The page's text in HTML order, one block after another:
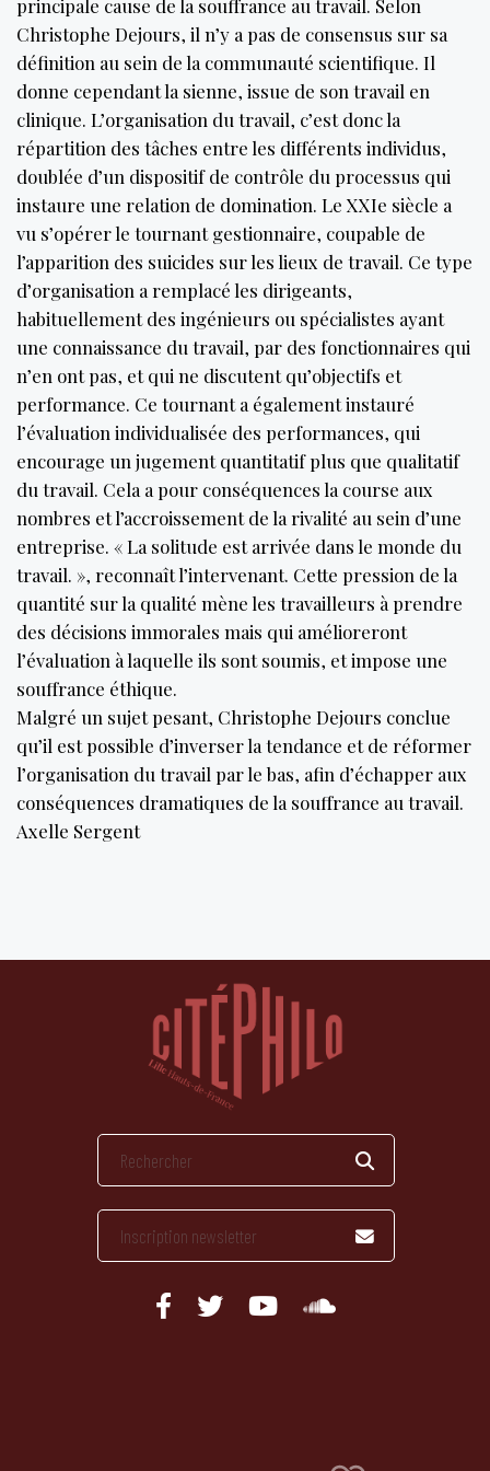
principale cause de la souffrance au travail. Selon
Christophe Dejours, il n’y a pas de consensus sur sa
définition au sein de la communauté scientifique. Il
donne cependant la sienne, issue de son travail en
clinique. L’organisation du travail, c’est donc la
répartition des tâches entre les différents individus,
doublée d’un dispositif de contrôle du processus qui
instaure une relation de domination. Le XXIe siècle a
vu s’opérer le tournant gestionnaire, coupable de
l’apparition des suicides sur les lieux de travail. Ce type
d’organisation a remplacé les dirigeants,
habituellement des ingénieurs ou spécialistes ayant
une connaissance du travail, par des fonctionnaires qui
n’en ont pas, et qui ne discutent qu’objectifs et
performance. Ce tournant a également instauré
l’évaluation individualisée des performances, qui
encourage un jugement quantitatif plus que qualitatif
du travail. Cela a pour conséquences la course aux
nombres et l’accroissement de la rivalité au sein d’une
entreprise. « La solitude est arrivée dans le monde du
travail. », reconnaît l’intervenant. Cette pression de la
quantité sur la qualité mène les travailleurs à prendre
des décisions immorales mais qui amélioreront
l’évaluation à laquelle ils sont soumis, et impose une
souffrance éthique.
Malgré un sujet pesant, Christophe Dejours conclue
qu’il est possible d’inverser la tendance et de réformer
l’organisation du travail par le bas, afin d’échapper aux
conséquences dramatiques de la souffrance au travail.
Axelle Sergent